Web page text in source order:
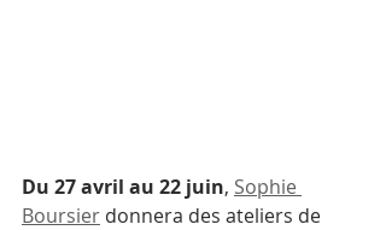
Du 27 avril au 22 juin, Sophie
Boursier donnera des ateliers de